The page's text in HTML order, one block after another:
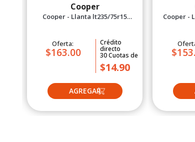
Cooper
Cooper - Llanta lt235/75r15
Oferta:
$163.00
Crédito
directo
30Cuotas de
$14.90
Cooper -